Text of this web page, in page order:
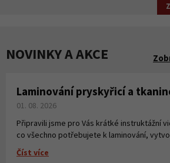
NOVINKY A AKCE
Laminování pryskyřicí a
01. 08. 2026
Připravili jsme pro Vás krátké instruktážní
co všechno potřebujete k laminování,
Číst více